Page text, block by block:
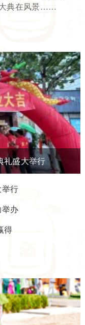
大典在风景……
礼盛大举行
行
办
得